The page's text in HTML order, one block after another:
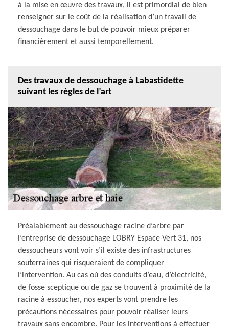
à la mise en œuvre des travaux, il est primordial de bien
renseigner sur le coût de la réalisation d’un travail de
dessouchage dans le but de pouvoir mieux préparer
financièrement et aussi temporellement.
Des travaux de dessouchage à Labastidette
suivant les règles de l’art
Préalablement au dessouchage racine d’arbre par
l’entreprise de dessouchage LOBRY Espace Vert 31, nos
dessoucheurs vont voir s’il existe des infrastructures
souterraines qui risqueraient de compliquer
l’intervention. Au cas où des conduits d’eau, d’électricité,
de fosse sceptique ou de gaz se trouvent à proximité de la
racine à essoucher, nos experts vont prendre les
précautions nécessaires pour pouvoir réaliser leurs
travaux sans encombre. Pour les interventions à effectuer